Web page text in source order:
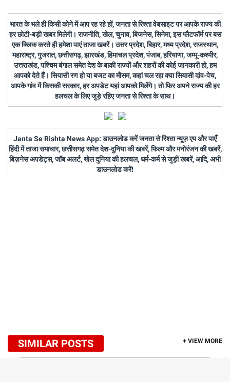
भारत के भले ही किसी कोने में आप रह रहे हों, जनता से रिश्ता वेबसाइट पर आपके राज्य की
हर छोटी-बड़ी खबर मिलेगी। राजनीति, खेल, चुनाव, बिजनेस, सिनेमा, इस प्लैटफॉर्म पर बस
एक क्लिक करते ही हमेशा पाएं ताजा खबरें। उत्तर प्रदेश, बिहार, मध्य प्रदेश, राजस्थान,
महाराष्ट्र, गुजरात, छत्तीसगढ़, झारखंड, हिमाचल प्रदेश, पंजाब, हरियाणा, जम्मू-कश्मीर,
उत्तराखंड, पश्चिम बंगाल समेत देश के बाकी राज्यों और शहरों की कोई जानकारी हो, हम
आपको देते हैं। सियासी रण हो या बजट का मौसम, कहां चल रहा क्या सियासी दांव-पेच,
आपके गांव में किसकी सरकार, हर अपडेट यहां आपको मिलेंगे। तो फिर अपने राज्य की हर
हलचल के लिए जुड़े रहिए जनता से रिश्ता के साथ।
Janta Se Rishta News App: डाउनलोड करें जनता से रिश्ता न्यूज़ एप और पाएँ
हिंदी में ताजा समाचार, छत्तीसगढ़ समेत देश-दुनिया की खबरें, फिल्म और मनोरंजन की खबरें,
बिज़नेस अपडेट्स, जॉब अलर्ट, खेल दुनिया की हलचल, धर्म-कर्म से जुड़ी खबरें, आदि, अभी
डाउनलोड करें!
SIMILAR POSTS + VIEW MORE